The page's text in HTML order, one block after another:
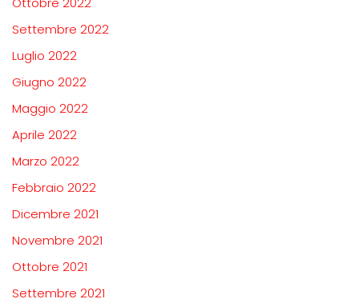
Settembre 2022
Luglio 2022
Giugno 2022
Maggio 2022
Aprile 2022
Marzo 2022
Febbraio 2022
Dicembre 2021
Novembre 2021
Ottobre 2021
Settembre 2021